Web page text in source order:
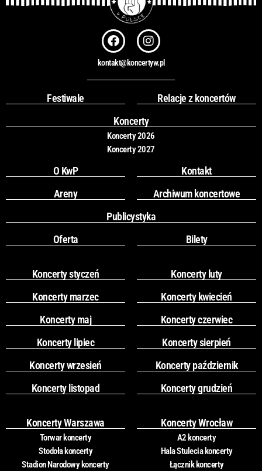
F
a
c
e
b
o
k
I
n
s
t
a
r
a
m
kontakt@koncertyw.pl
Festiwale
Relacje z koncertów
Koncerty
Koncerty 2026
Koncerty 2027
O KwP
Kontakt
Areny
Archiwum koncertowe
Publicystyka
Oferta
Bilety
Koncerty styczeń
Koncerty luty
Koncerty marzec
Koncerty kwiecień
Koncerty maj
Koncerty czerwiec
Koncerty lipiec
Koncerty sierpień
Koncerty wrzesień
Koncerty październik
Koncerty listopad
Koncerty grudzień
Koncerty Warszawa
Torwar koncerty
Stodoła koncerty
Stadion Narodowy koncerty
Koncerty Wrocław
A2 koncerty
Hala Stulecia koncerty
Łącznik koncerty